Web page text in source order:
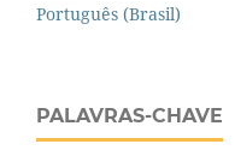
Português (Brasil)
PALAVRAS-CHAVE